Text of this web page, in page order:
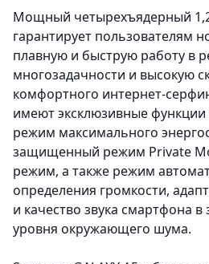
Мощный четырехъядерный
гарантирует пользователям
плавную и быструю работу в
многозадачности и высокую
комфортного интернет-
имеют эксклюзивные функции
режим максимального
защищенный режим Private
режим, а также режим
определения громкости,
и качество звука смартфона в
уровня окружающего шума.